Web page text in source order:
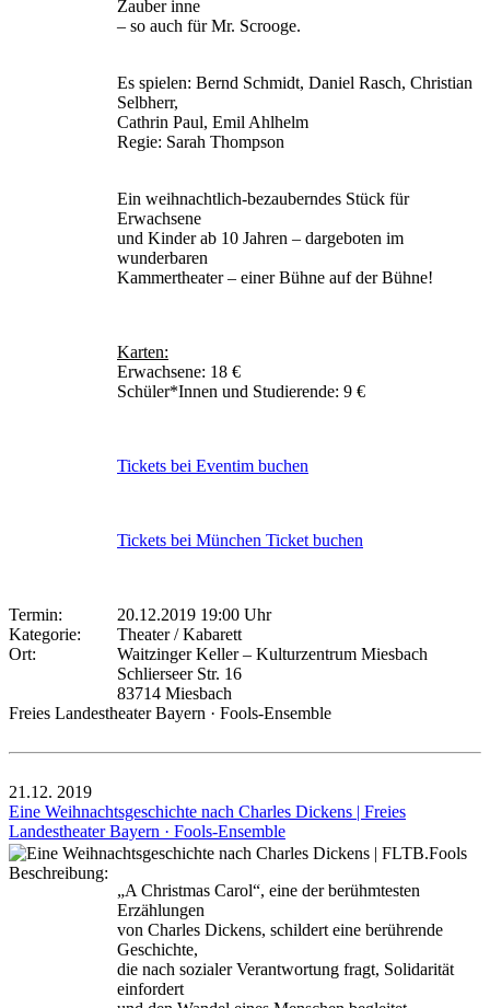
Zauber inne
– so auch für Mr. Scrooge.
Es spielen: Bernd Schmidt, Daniel Rasch, Christian
Selbherr,
Cathrin Paul, Emil Ahlhelm
Regie: Sarah Thompson
Ein weihnachtlich-bezauberndes Stück für
Erwachsene
und Kinder ab 10 Jahren – dargeboten im
wunderbaren
Kammertheater – einer Bühne auf der Bühne!
Karten:
Erwachsene: 18 €
Schüler*Innen und Studierende: 9 €
Tickets bei Eventim buchen
Tickets bei München Ticket buchen
Termin:
20.12.2019 19:00 Uhr
Kategorie:
Theater / Kabarett
Ort:
Waitzinger Keller – Kulturzentrum Miesbach
Schlierseer Str. 16
83714 Miesbach
Freies Landestheater Bayern · Fools-Ensemble
21.12. 2019
Eine Weihnachtsgeschichte nach Charles Dickens | Freies
Landestheater Bayern · Fools-Ensemble
Beschreibung:
„A Christmas Carol“, eine der berühmtesten
Erzählungen
von Charles Dickens, schildert eine berührende
Geschichte,
die nach sozialer Verantwortung fragt, Solidarität
einfordert